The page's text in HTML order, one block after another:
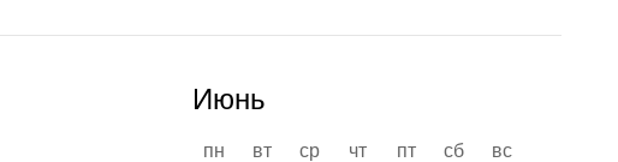
Июнь
пн вт ср чт пт сб
вс